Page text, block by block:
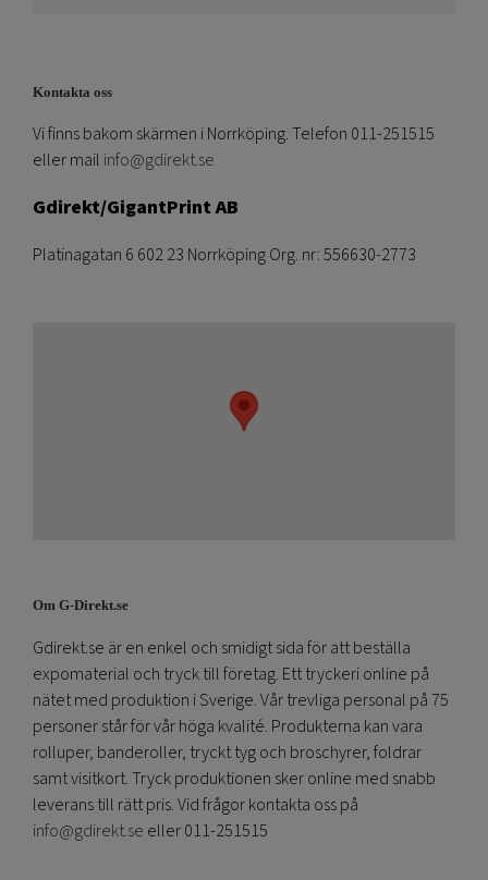
Kontakta oss
Vi finns bakom skärmen i Norrköping. Telefon 011-251515
eller mail info@gdirekt.se
Gdirekt/GigantPrint AB
Platinagatan 6 602 23 Norrköping Org. nr: 556630-2773
Om G-Direkt.se
Gdirekt.se är en enkel och smidigt sida för att beställa
expomaterial och tryck till företag. Ett tryckeri online på
nätet med produktion i Sverige. Vår trevliga personal på 75
personer står för vår höga kvalité. Produkterna kan vara
rolluper, banderoller, tryckt tyg och broschyrer, foldrar
samt visitkort. Tryck produktionen sker online med snabb
leverans till rätt pris. Vid frågor kontakta oss på
info@gdirekt.se eller 011-251515